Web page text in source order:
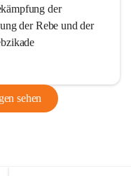
der
der Rebe und der
sehen